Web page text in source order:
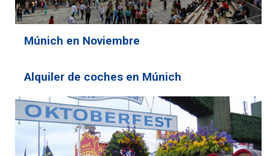
Múnich en Noviembre
Alquiler de coches en Múnich